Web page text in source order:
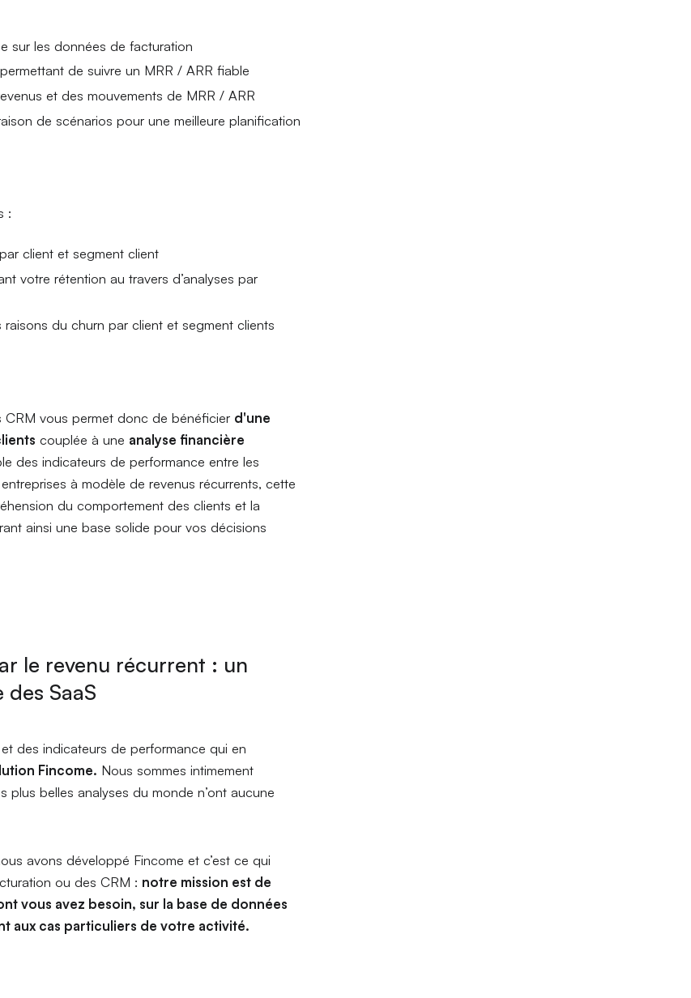
sur les données de facturation
de suivre un MRR / ARR fiable
et des mouvements de MRR / ARR
de scénarios pour une meilleure planification
:
client et segment client
votre rétention au travers d’analyses par
du churn par client et segment clients
vous permet donc de bénéficier d'une
couplée à une analyse financière
des indicateurs de performance entre les
à modèle de revenus récurrents, cette
du comportement des clients et la
ainsi une base solide pour vos décisions
le revenu récurrent : un
SaaS
des indicateurs de performance qui en
Fincome. Nous sommes intimement
belles analyses du monde n’ont aucune
avons développé Fincome et c’est ce qui
ou des CRM : notre mission est de
vous avez besoin, sur la base de données
aux cas particuliers de votre activité.